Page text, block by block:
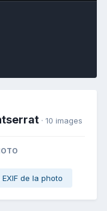
· 10 images
de la photo